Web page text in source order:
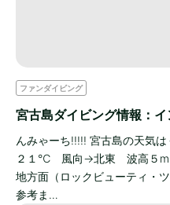
ファンダイビング
宮古島ダイビング情報：
んみゃーち!!!!! 宮古島の天気
２１℃ 風向→北東 波高５m
地方面（ロックビューティ・
参考ま…